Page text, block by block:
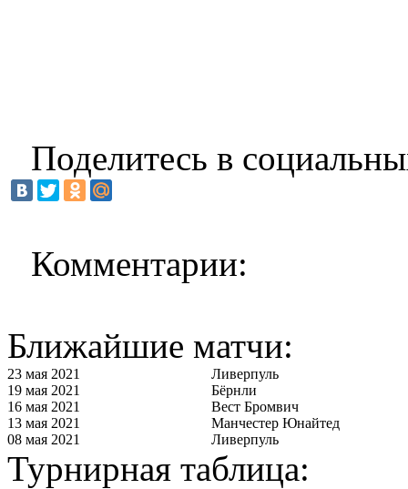
Поделитесь в
Комментарии:
Ближайшие матчи:
23 мая 2021
Ливерпуль
19 мая 2021
Бёрнли
16 мая 2021
Вест Бромвич
13 мая 2021
Манчестер Юнайтед
08 мая 2021
Ливерпуль
Турнирная таблица: